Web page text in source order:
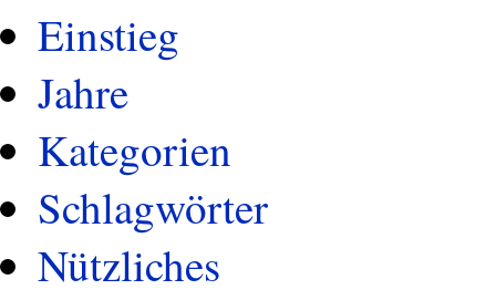
Einstieg
Jahre
Kategorien
Schlagwörter
Nützliches